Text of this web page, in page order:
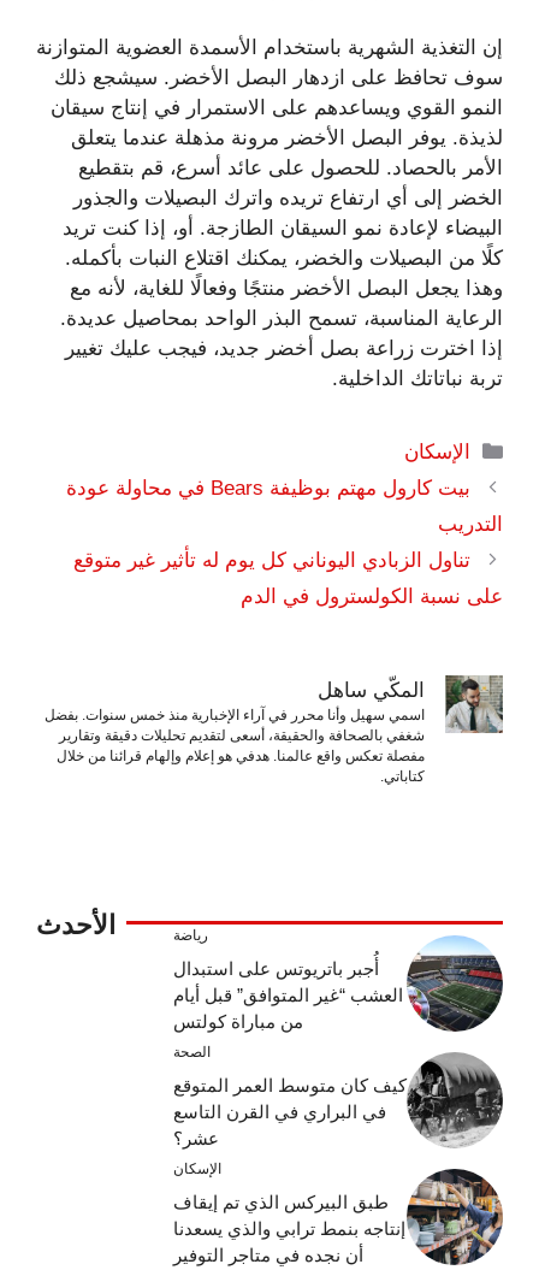
إن التغذية الشهرية باستخدام الأسمدة العضوية المتوازنة
سوف تحافظ على ازدهار البصل الأخضر. سيشجع ذلك
النمو القوي ويساعدهم على الاستمرار في إنتاج سيقان
لذيذة. يوفر البصل الأخضر مرونة مذهلة عندما يتعلق
الأمر بالحصاد. للحصول على عائد أسرع، قم بتقطيع
الخضر إلى أي ارتفاع تريده واترك البصيلات والجذور
البيضاء لإعادة نمو السيقان الطازجة. أو، إذا كنت تريد
كلًا من البصيلات والخضر، يمكنك اقتلاع النبات بأكمله.
وهذا يجعل البصل الأخضر منتجًا وفعالًا للغاية، لأنه مع
الرعاية المناسبة، تسمح البذر الواحد بمحاصيل عديدة.
إذا اخترت زراعة بصل أخضر جديد، فيجب عليك تغيير
تربة نباتاتك الداخلية.
التصنيفات
الإسكان
بيت كارول مهتم بوظيفة Bears في محاولة عودة
التدريب
تناول الزبادي اليوناني كل يوم له تأثير غير متوقع
على نسبة الكولسترول في الدم
المكّي ساهل
اسمي سهيل وأنا محرر في آراء الإخبارية منذ خمس سنوات. بفضل
شغفي بالصحافة والحقيقة، أسعى لتقديم تحليلات دقيقة وتقارير
مفصلة تعكس واقع عالمنا. هدفي هو إعلام وإلهام قرائنا من خلال
كتاباتي.
الأحدث رياضة
أُجبر باتريوتس على استبدال
العشب “غير المتوافق” قبل أيام
من مباراة كولتس
الصحة
كيف كان متوسط ​​العمر المتوقع
في البراري في القرن التاسع
عشر؟
الإسكان
طبق البيركس الذي تم إيقاف
إنتاجه بنمط ترابي والذي يسعدنا
أن نجده في متاجر التوفير